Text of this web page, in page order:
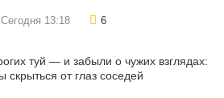
Сегодня 13:18 6